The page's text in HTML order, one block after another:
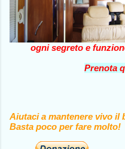
ogni segreto e
Prenota
Aiutaci a mantenere vivo il
Basta poco per fare molto!